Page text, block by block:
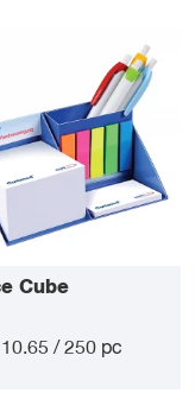
Cube
/ 250 pc